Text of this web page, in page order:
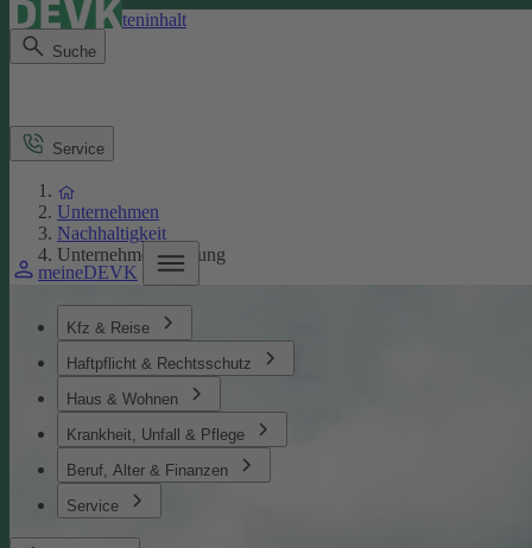
Direkt zum Seiteninhalt
Suche
meineDEVK
Kfz & Reise
Haftpflicht & Rechtsschutz
Haus & Wohnen
Krankheit, Unfall & Pflege
Beruf, Alter & Finanzen
Service
Service
Unternehmen
Nachhaltigkeit
Unternehmensführung